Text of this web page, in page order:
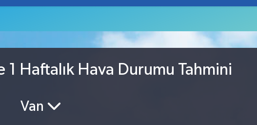
1 Haftalık Hava Durumu Tahmini
Van